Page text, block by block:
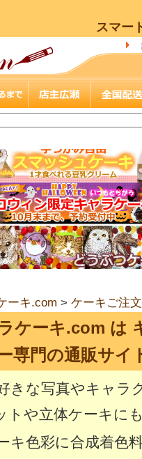
スマー
ーキ.com > ケーキご注
ケーキ.com は
専門の通販サイ
きな写真やキャラ
トや立体ケーキに
キ色彩に合成着色